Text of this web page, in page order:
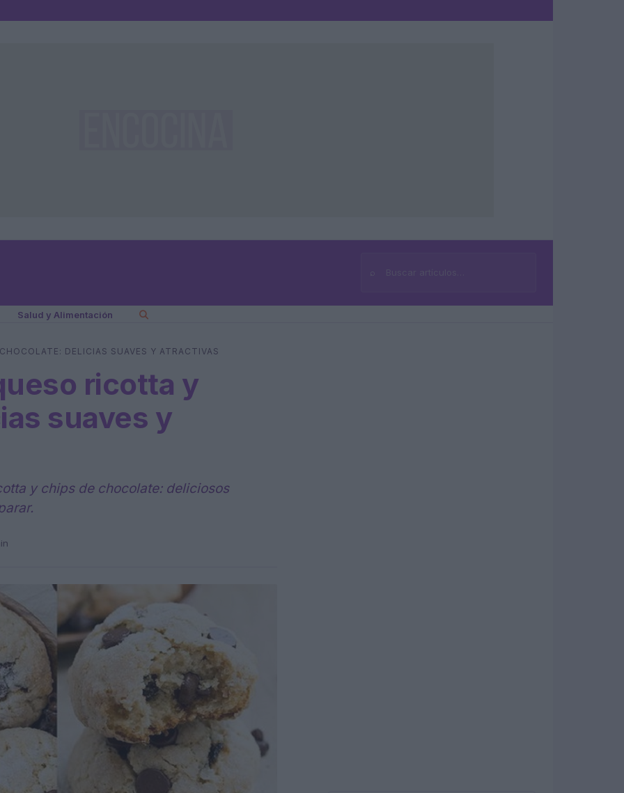
⌕Buscar
Salud y Alimentación
DELICIAS SUAVES Y ATRACTIVAS
ricotta y
suaves y
y chips de chocolate: deliciosos